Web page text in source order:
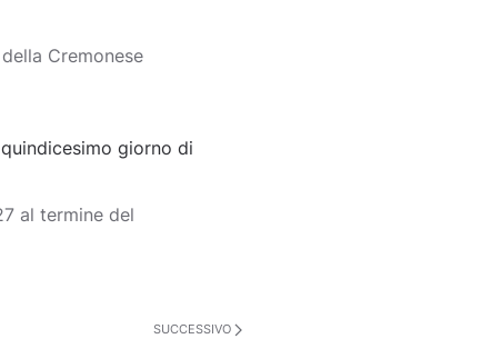
Cremonese
giorno di
al termine del
SUCCESSIVO